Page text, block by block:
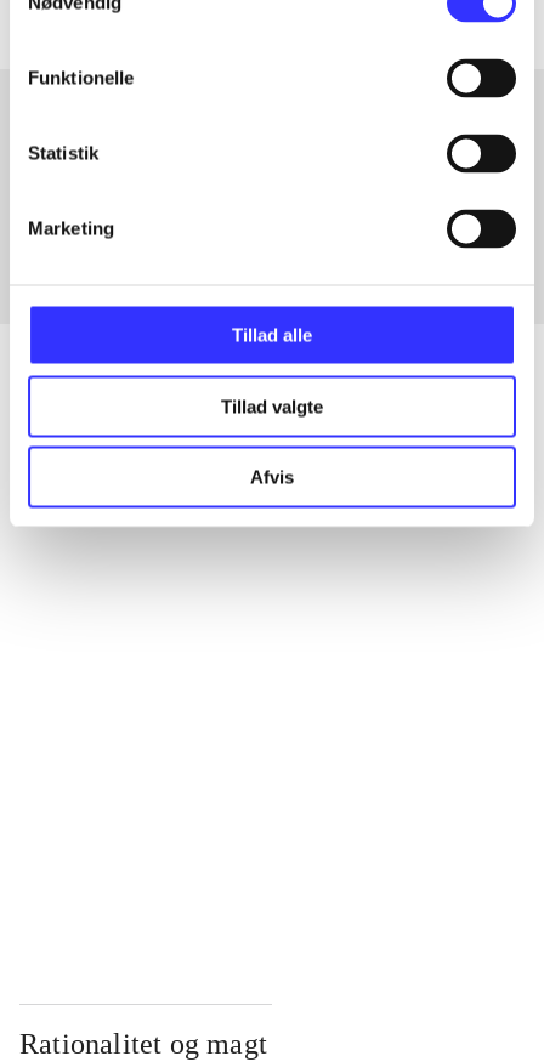
Funktionelle
Statistik
Marketing
Tillad alle
Tillad valgte
Afvis
Artikler med samme emner
Artikler
Alle registrerede artikler fordelt på udgivelser
Rationalitet og magt